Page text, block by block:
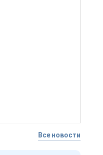
Все новости